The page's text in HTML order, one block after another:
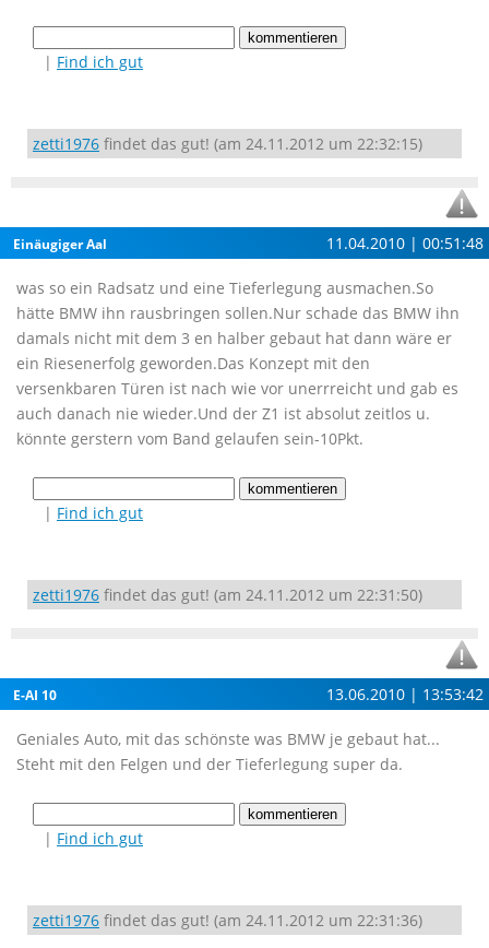
| Find ich gut
zetti1976 findet das gut! (am 24.11.2012 um 22:32:15)
Einäugiger Aal 11.04.2010 | 00:51:48
was so ein Radsatz und eine Tieferlegung ausmachen.So
hätte BMW ihn rausbringen sollen.Nur schade das BMW ihn
damals nicht mit dem 3 en halber gebaut hat dann wäre er
ein Riesenerfolg geworden.Das Konzept mit den
versenkbaren Türen ist nach wie vor unerrreicht und gab es
auch danach nie wieder.Und der Z1 ist absolut zeitlos u.
könnte gerstern vom Band gelaufen sein-10Pkt.
| Find ich gut
zetti1976 findet das gut! (am 24.11.2012 um 22:31:50)
E-AI 10 13.06.2010 | 13:53:42
Geniales Auto, mit das schönste was BMW je gebaut hat...
Steht mit den Felgen und der Tieferlegung super da.
| Find ich gut
zetti1976 findet das gut! (am 24.11.2012 um 22:31:36)